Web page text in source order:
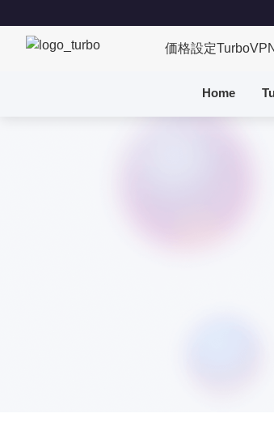
価格設定
Home